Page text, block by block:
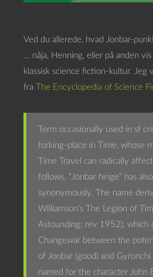
Ved du allerede, hvad Jonbar-
… nåja, Henning, eller på anden
klassisk science fiction-kultur. Jeg
fra
The Encyclopedia of Science
Term occasionally used in sf
forking-place in Time, whose
Time Travel can radically
follows. “Jonbar hinge” has
synonymously. The name
Williamson’s The Legion of
Astounding; rev 1952), which
Changewar between the
of Jonbar (good) and
named for the character John